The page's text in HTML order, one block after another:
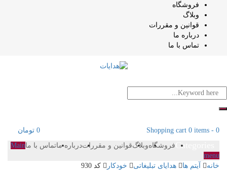
فروشگاه
وبلاگ
قوانین و مقررات
درباره ما
تماس با ما
Shopping cart 0 items -
0 تومان 0
Categories فروشگاهوبلاگقوانین و مقرراتدرباره ماتماس با ماMain
menu
خانه
آیتم ها هدایای تبلیغاتی خودکار کد 930